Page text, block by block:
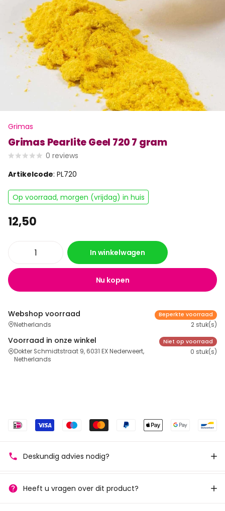
Grimas
Grimas Pearlite Geel 720 7 gram
0 reviews
Artikelcode: PL720
Op voorraad, morgen (vrijdag) in huis
12,50
In winkelwagen
Nu kopen
Webshop voorraad
Netherlands
Beperkte voorraad
2 stuk(s)
Voorraad in onze winkel
Dokter Schmidtstraat 9, 6031 EX Nederweert,
Netherlands
Niet op voorraad
0 stuk(s)
Deskundig advies nodig?
Heeft u vragen over dit product?